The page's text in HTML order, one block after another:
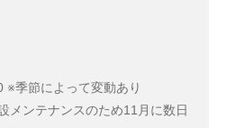
※季節によって変動あり
メンテナンスのため11月に数日